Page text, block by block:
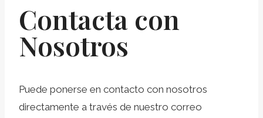
Contacta con
Nosotros
Puede ponerse en contacto con nosotros
directamente a través de nuestro correo